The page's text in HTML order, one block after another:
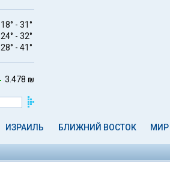
18° - 31°
24° - 32°
28° - 41°
3.478 ₪
ИЗРАИЛЬ БЛИЖНИЙ ВОСТОК МИР